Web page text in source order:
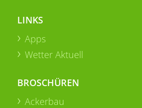
LINKS
Apps
Wetter Aktuell
BROSCHÜREN
Ackerbau